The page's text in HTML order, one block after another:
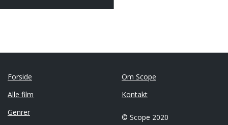
Forside
Alle film
Genrer
Om Scope
Kontakt
© Scope 2020